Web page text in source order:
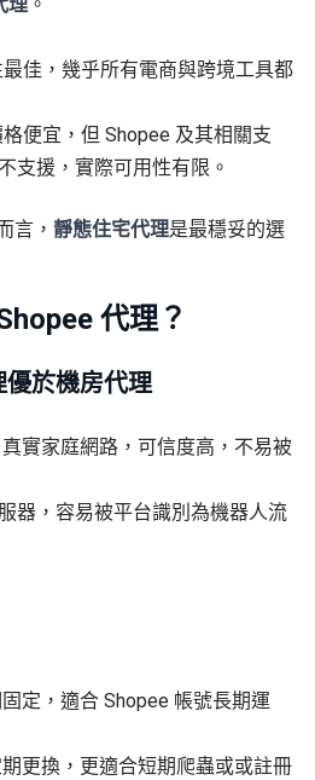
佳，幾乎所有電商與跨境工具都
便宜，但 Shopee 及其相關支
支援，實際可用性有限。
言， 靜態住宅代理是最穩妥的選
代理？
優於機房代理
實家庭網路，可信度高，不易被
器，容易被平台識別為機器人流
定，適合 Shopee 帳號長期運
更換，更適合短期爬蟲或或註冊